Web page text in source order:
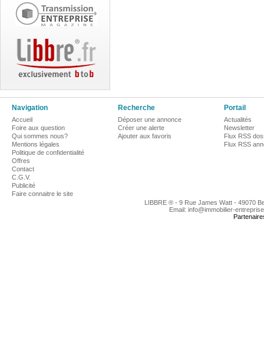
Navigation
Accueil
Foire aux question
Qui sommes nous?
Mentions légales
Politique de confidentialité
Offres
Contact
C.G.V.
Publicité
Faire connaitre le site
Recherche
Déposer une annonce
Créer une alerte
Ajouter aux favoris
Portail
Actualités
Newsletter
Flux RSS
Flux RSS
LIBBRE ® - 9 Rue James Watt - 49070
Email: info@immobilier-